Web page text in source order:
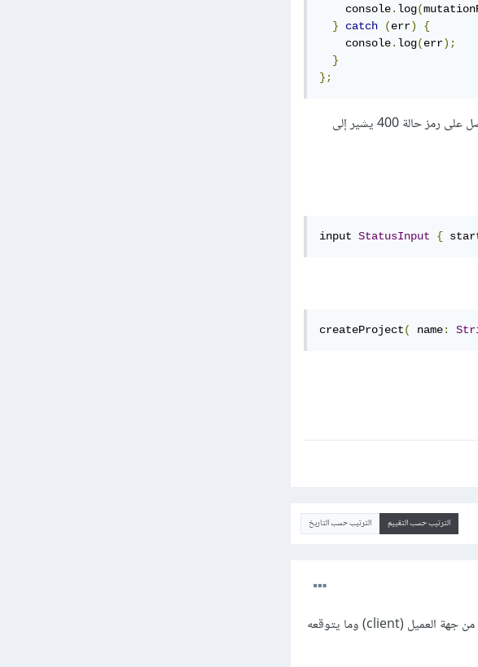
    console
. log(
}
catch (err)
{
    console
. log(err);
}
};
أستطيع رؤية الاستجابة في تبويب Network في المتصفح للاسم والوصف والحالة ولكنني أحصل على رمز حالة 400 يشير إلى
input StatusInput {
createProject( name:
الترتيب حسب التقييم الترتيب حسب التاريخ
في حالتك، يظهر أن هناك مشكلة في تطابق نوع الإدخال (Input Type) بين ما ترسله من جهة العميل (client) وما يتوقعه